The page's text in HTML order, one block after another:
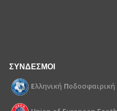
ΣΥΝΔΕΣΜΟΙ
Ελληνική Ποδοσφαιρική